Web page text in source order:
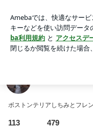
アプリをダウンロードし
ょう。
ボストンテリアしちみとフレ
113 479